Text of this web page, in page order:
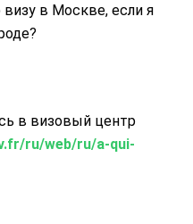
в Москве, если я
в визовый центр
ru/web/ru/a-qui-